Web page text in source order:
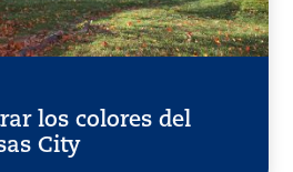
los colores del
City